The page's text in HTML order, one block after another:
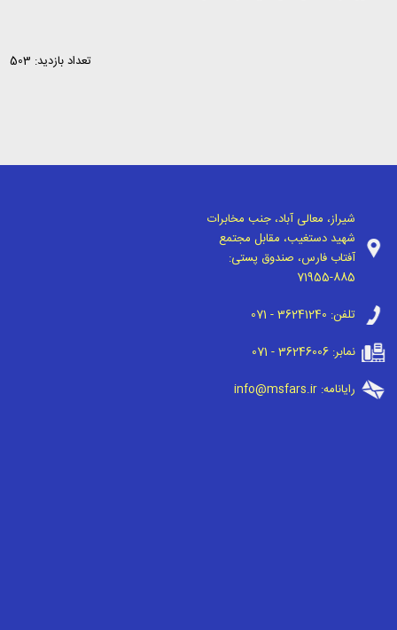
تعداد بازدید: 503
شیراز، معالی آباد، جنب مخابرات
شهید دستغیب، مقابل مجتمع
آفتاب فارس، صندوق پستی:
71955-885
تلفن: 071 - 36241240
نمابر:071 - 36246006
رایانامه:info@msfars.ir